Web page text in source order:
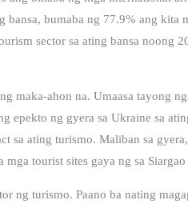
bumaba ng 77.9% ang kita
sector sa ating bansa noong
maka-ahon na. Umaasa tayong
epekto ng gyera sa Ukraine sa
sa ating turismo. Maliban sa
tourist sites gaya ng sa Siargao
ng turismo. Paano ba nating